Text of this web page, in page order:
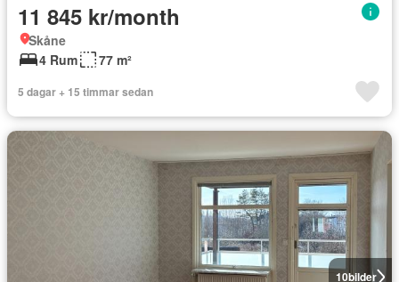
11 845 kr/month
Skåne
4 Rum
77 m²
5 dagar + 15 timmar sedan
10bilder